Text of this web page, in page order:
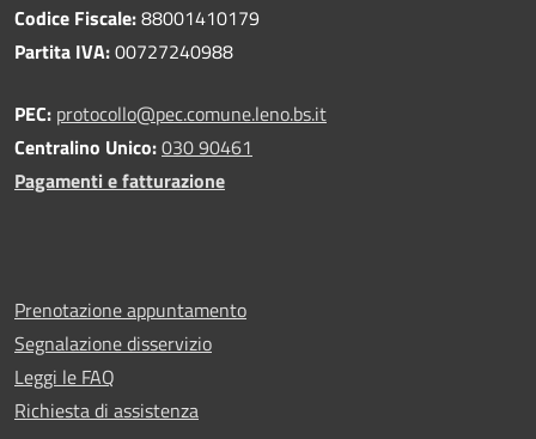
Codice Fiscale:88001410179
Partita IVA:00727240988
PEC: protocollo@pec.comune.leno.bs.it
Centralino Unico:030 90461
Pagamenti e fatturazione
Prenotazione appuntamento
Segnalazione disservizio
Leggi le FAQ
Richiesta di assistenza